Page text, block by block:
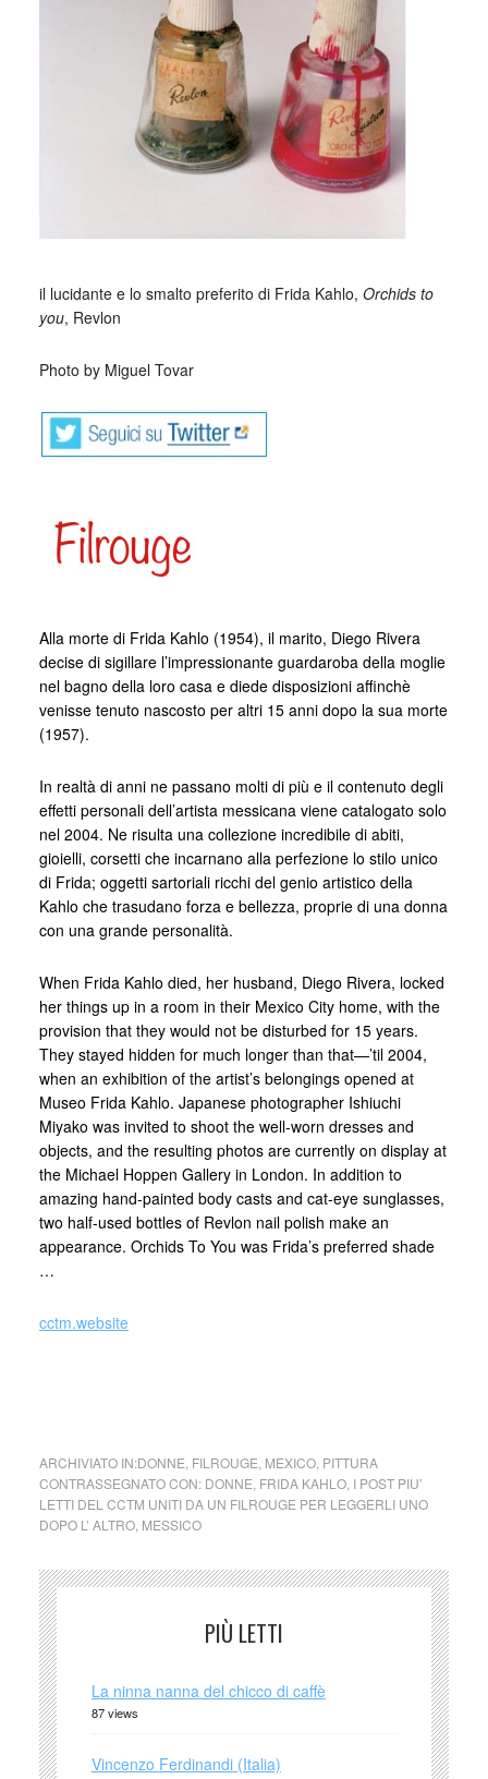
il lucidante e lo smalto preferito di Frida Kahlo, Orchids to
you, Revlon
Photo by Miguel Tovar
Alla morte di Frida Kahlo (1954), il marito, Diego Rivera
decise di sigillare l’impressionante guardaroba della moglie
nel bagno della loro casa e diede disposizioni affinchè
venisse tenuto nascosto per altri 15 anni dopo la sua morte
(1957).
In realtà di anni ne passano molti di più e il contenuto degli
effetti personali dell’artista messicana viene catalogato solo
nel 2004. Ne risulta una collezione incredibile di abiti,
gioielli, corsetti che incarnano alla perfezione lo stilo unico
di Frida; oggetti sartoriali ricchi del genio artistico della
Kahlo che trasudano forza e bellezza, proprie di una donna
con una grande personalità.
When Frida Kahlo died, her husband, Diego Rivera, locked
her things up in a room in their Mexico City home, with the
provision that they would not be disturbed for 15 years.
They stayed hidden for much longer than that—’til 2004,
when an exhibition of the artist’s belongings opened at
Museo Frida Kahlo. Japanese photographer Ishiuchi
Miyako was invited to shoot the well-worn dresses and
objects, and the resulting photos are currently on display at
the Michael Hoppen Gallery in London. In addition to
amazing hand-painted body casts and cat-eye sunglasses,
two half-used bottles of Revlon nail polish make an
appearance. Orchids To You was Frida’s preferred shade
…
cctm.website
ARCHIVIATO IN:DONNE FILROUGE MEXICO, PITTURA
CONTRASSEGNATO CON: DONNE FRIDA KAHLO, I POST PIU’
LETTI DEL CCTM UNITI DA UN FILROUGE PER LEGGERLI UNO
DOPO L’ ALTRO, MESSICO
PIÙ LETTI
La ninna nanna del chicco di caffè
87 views
Vincenzo Ferdinandi (Italia)